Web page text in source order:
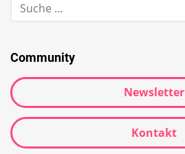
Community
Newsletter
Kontakt